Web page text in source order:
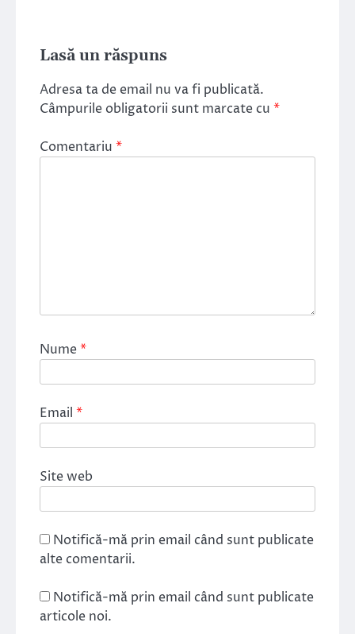
Lasă un răspuns
Adresa ta de email nu va fi publicată.
Câmpurile obligatorii sunt marcate cu *
Comentariu *
Nume*
Email *
Site web
Notifică-mă prin email când sunt publicate
alte comentarii.
Notifică-mă prin email când sunt publicate
articole noi.